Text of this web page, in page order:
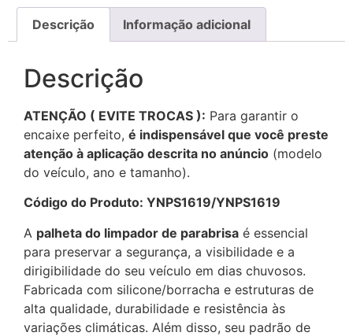
Descrição Informação adicional
Descrição
ATENÇÃO ( EVITE TROCAS ): Para garantir o
encaixe perfeito, é indispensável que você preste
atenção à aplicação descrita no anúncio (modelo
do veículo, ano e tamanho).
Código do Produto: YNPS1619/YNPS1619
A palheta do limpador de parabrisa é essencial
para preservar a segurança, a visibilidade e a
dirigibilidade do seu veículo em dias chuvosos.
Fabricada com silicone/borracha e estruturas de
alta qualidade, durabilidade e resistência às
variações climáticas. Além disso, seu padrão de